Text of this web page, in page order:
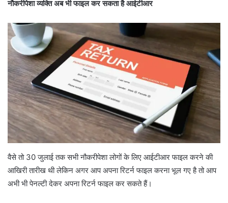
नौकरीपेशा व्यक्ति अब भी फाइल कर सकता है आईटीआर
वैसे तो 30 जुलाई तक सभी नौकरीपेशा लोगों के लिए आईटीआर फाइल करने की
आखिरी तारीख थी लेकिन अगर आप अपना रिटर्न फाइल करना भूल गए है तो आप
अभी भी पेनल्टी देकर अपना रिटर्न फाइल कर सकते हैं।